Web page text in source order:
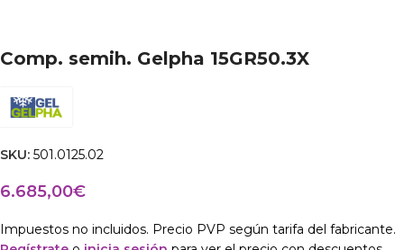
Comp. semih. Gelpha 15GR50.3X
SKU: 501.0125.02
6.685,00€
Impuestos no incluidos. Precio PVP según tarifa del fabricante.